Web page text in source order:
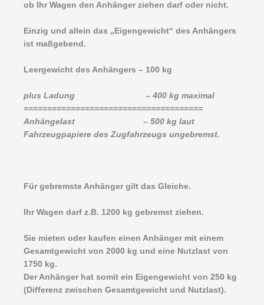
ob Ihr Wagen den Anhänger ziehen darf oder nicht.
Einzig und allein das „Eigengewicht“ des Anhängers
ist maßgebend.
Leergewicht des Anhängers – 100 kg
plus Ladung – 400 kg maximal
======================================
Anhängelast – 500 kg laut
Fahrzeugpapiere des Zugfahrzeugs ungebremst.
Für gebremste Anhänger gilt das Gleiche.
Ihr Wagen darf z.B. 1200 kg gebremst ziehen.
Sie mieten oder kaufen einen Anhänger mit einem
Gesamtgewicht von 2000 kg und eine Nutzlast von
1750 kg.
Der Anhänger hat somit ein Eigengewicht von 250 kg
(Differenz zwischen Gesamtgewicht und Nutzlast).